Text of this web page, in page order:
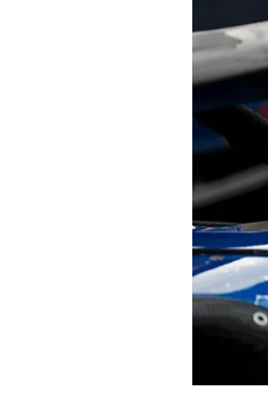
INDYCAR